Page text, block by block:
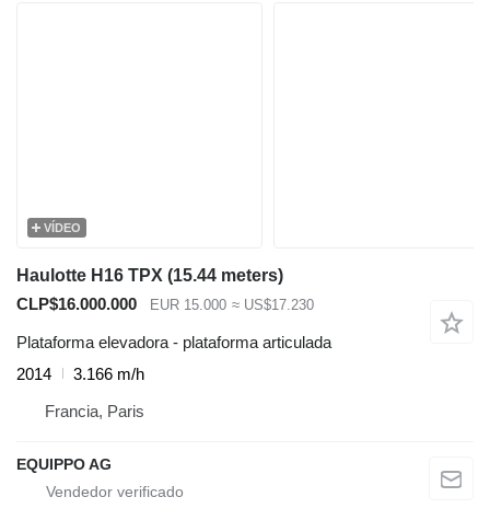
VÍDEO
Haulotte H16 TPX (15.44 meters)
CLP$16.000.000
EUR 15.000 ≈ US$17.230
Plataforma elevadora - plataforma articulada
2014
3.166 m/h
Francia, Paris
EQUIPPO AG